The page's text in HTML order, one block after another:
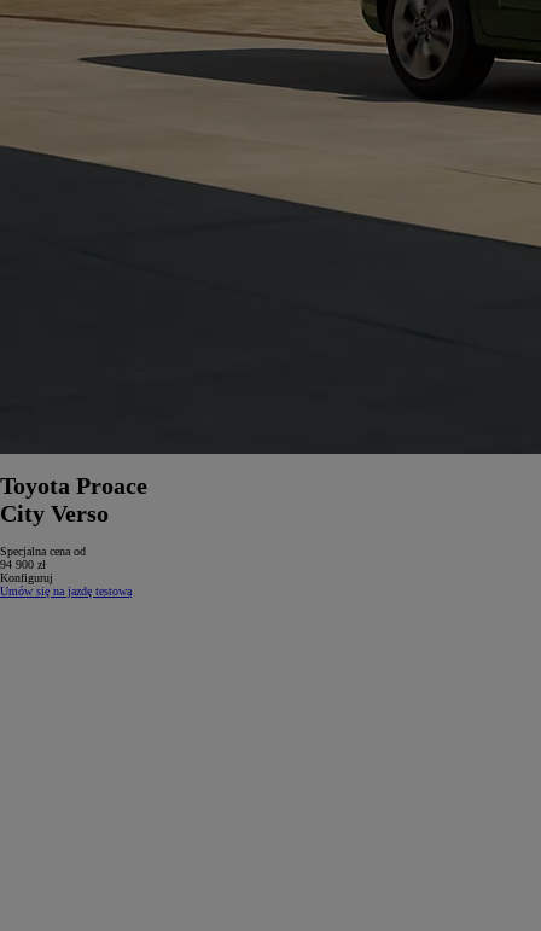
Toyota Proace
City Verso
Specjalna cena od
94 900 zł
Konfiguruj
Umów się na jazdę testową